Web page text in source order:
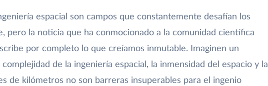
espacial son campos que constantemente desafían los
pero la noticia que ha conmocionado a la comunidad científica
por completo lo que creíamos inmutable. Imaginen un
de la ingeniería espacial, la inmensidad del espacio y la
de kilómetros no son barreras insuperables para el ingenio